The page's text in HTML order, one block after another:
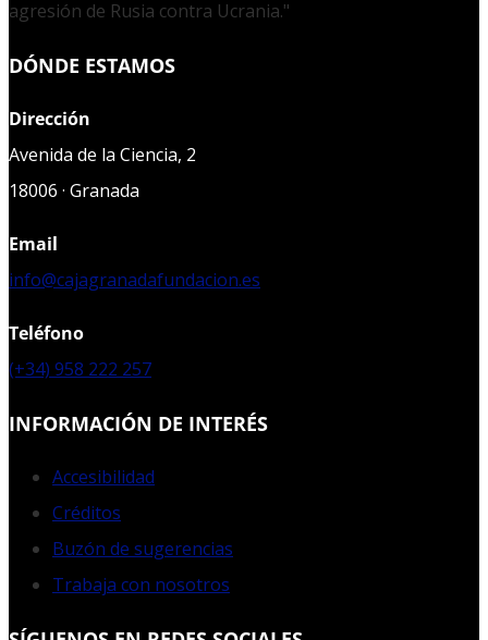
agresión de Rusia contra Ucrania."
DÓNDE ESTAMOS
Dirección
Avenida de la Ciencia, 2
18006 · Granada
Email
info@cajagranadafundacion.es
Teléfono
(+34) 958 222 257
INFORMACIÓN DE INTERÉS
Accesibilidad
Créditos
Buzón de sugerencias
Trabaja con nosotros